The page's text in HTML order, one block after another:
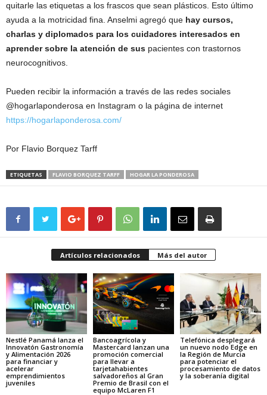
quitarle las etiquetas a los frascos que sean plásticos. Esto último
ayuda a la motricidad fina. Anselmi agregó que hay cursos,
charlas y diplomados para los cuidadores interesados en
aprender sobre la atención de sus pacientes con trastornos
neurocognitivos.
Pueden recibir la información a través de las redes sociales
@hogarlaponderosa en Instagram o la página de internet
https://hogarlaponderosa.com/
Por Flavio Borquez Tarff
ETIQUETAS FLAVIO BORQUEZ TARFF HOGAR LA PONDEROSA
Artículos relacionados Más del autor
Nestlé Panamá lanza el
Innovatón Gastronomía
y Alimentación 2026
para financiar y
acelerar
emprendimientos
juveniles
Bancoagrícola y
Mastercard lanzan una
promoción comercial
para llevar a
tarjetahabientes
salvadoreños al Gran
Premio de Brasil con el
equipo McLaren F1
Telefónica desplegará
un nuevo nodo Edge en
la Región de Murcia
para potenciar el
procesamiento de datos
y la soberanía digital